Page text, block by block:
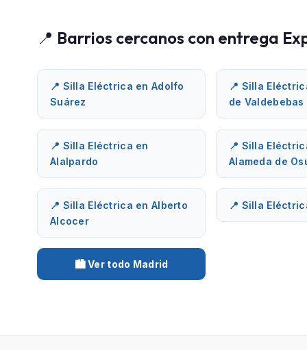
📍 Barrios cercanos con entrega
📍 Silla Eléctrica en Adolfo
Suárez
📍 Silla
de Valdebebas
📍 Silla Eléctrica en
Alalpardo
📍 Silla
Alameda de
📍 Silla Eléctrica en Alberto
Alcocer
📍 Silla
🏙️ Ver todo Madrid